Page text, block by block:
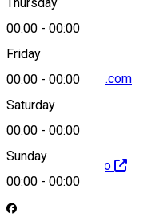
Thursday
00:00 - 00:00
Friday
00:00 - 00:00
Saturday
00:00 - 00:00
Sunday
00:00 - 00:00
portcetate@gmail.com
http://portcetate.ro